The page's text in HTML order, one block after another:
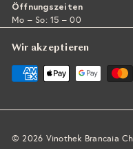
Öffnungszeiten
Mo – So: 15 – 00
Wir akzeptieren
© 2026 Vinothek Brancaia